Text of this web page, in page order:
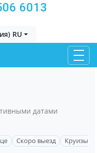
6013
RU
датами
Скоро выезд Круизы